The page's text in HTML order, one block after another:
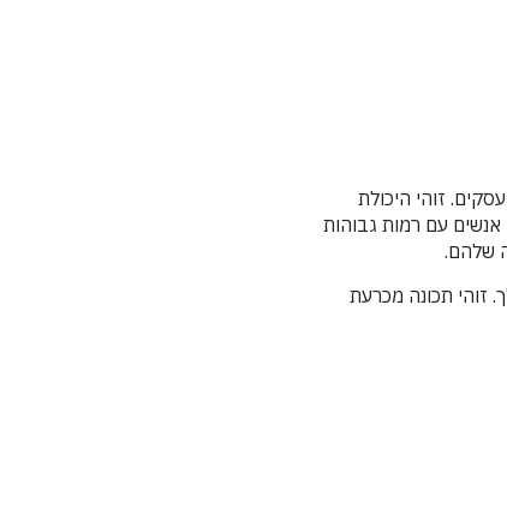
זוהי היכולת
עם רמות גבוהות
שלהם.
זוהי תכונה מכרעת